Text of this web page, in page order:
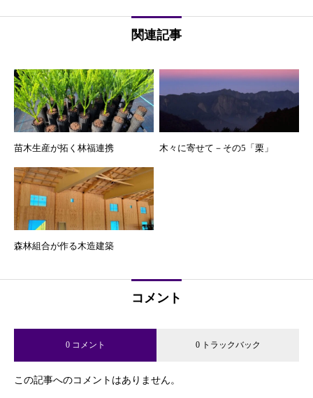
関連記事
苗木生産が拓く林福連携 木々に寄せて－その5「栗」
森林組合が作る木造建築
コメント
0 コメント 0 トラックバック
この記事へのコメントはありません。